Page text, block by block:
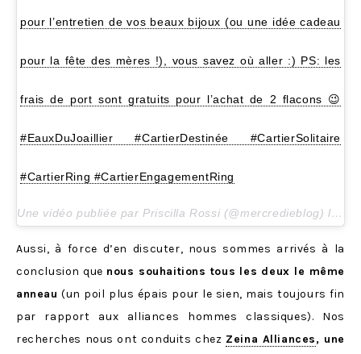
pour l’entretien de vos beaux bijoux (ou une idée cadeau
pour la fête des mères !), vous savez où aller :) PS: les
frais de port sont gratuits pour l’achat de 2 flacons 😉
#EauxDuJoaillier #CartierDestinée #CartierSolitaire
#CartierRing #CartierEngagementRing
Une vidéo publiée par Priscilla Rossi (@mercredieblog) le
Aussi, à force d’en discuter, nous sommes arrivés à la
conclusion que nous souhaitions tous les deux le même
anneau (un poil plus épais pour le sien, mais toujours fin
par rapport aux alliances hommes classiques). Nos
recherches nous ont conduits chez Zeina Alliances, une